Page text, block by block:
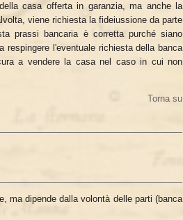
casa offerta in garanzia, ma anche la
viene richiesta la fideiussione da parte
prassi bancaria è corretta purché siano
l'eventuale richiesta della banca
a vendere la casa nel caso in cui non
Torna su
ma dipende dalla volontà delle parti (banca